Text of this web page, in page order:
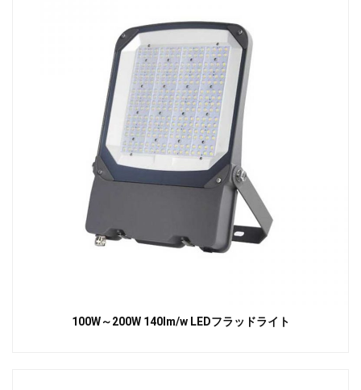
100W～200W 140lm/w LEDフラッドライト